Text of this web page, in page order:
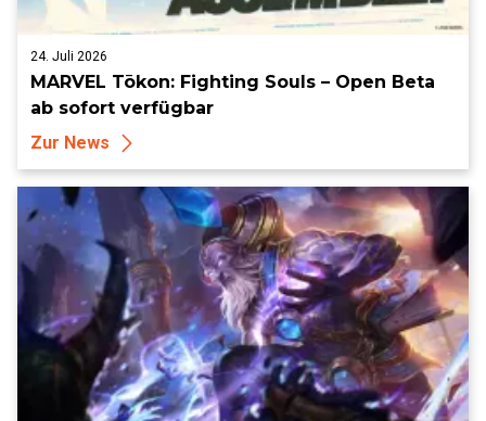
24. Juli 2026
MARVEL Tōkon: Fighting Souls – Open Beta
ab sofort verfügbar
Zur News